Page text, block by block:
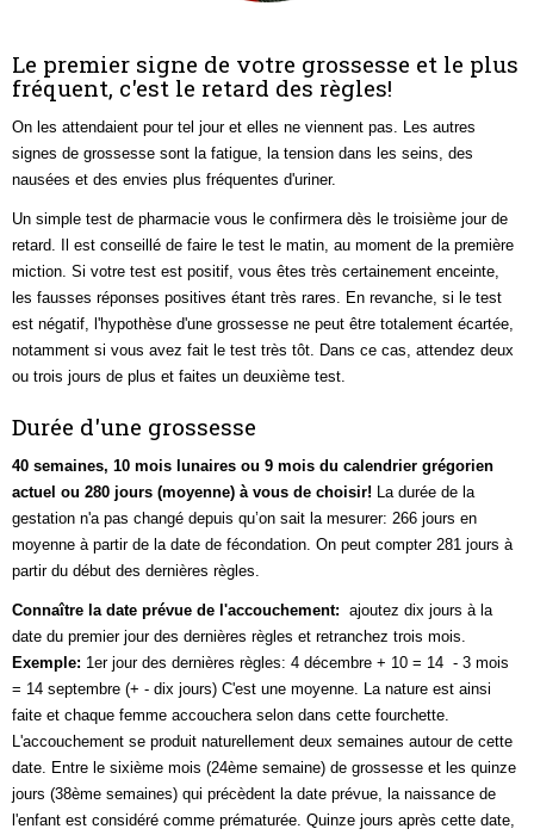
Le premier signe de votre grossesse et le plus
fréquent, c'est le retard des règles!
On les attendaient pour tel jour et elles ne viennent pas.
Les autres
signes de grossesse sont la fatigue, la tension dans les seins, des
nausées et des envies plus fréquentes d'uriner.
Un simple test de pharmacie vous le confirmera dès le troisième jour de
retard. Il est conseillé de faire le test le matin, au moment de la première
miction. Si votre test est positif, vous êtes très certainement enceinte,
les fausses réponses positives étant très rares. En revanche, si le test
est négatif, l'hypothèse d'une grossesse ne peut être totalement écartée,
notamment si vous avez fait le test très tôt. Dans ce cas, attendez deux
ou trois jours de plus et faites un deuxième test.
Durée d'une grossesse
40 semaines, 10 mois lunaires ou 9 mois du calendrier grégorien
actuel ou 280 jours (moyenne) à vous de choisir!
La durée de la
gestation n'a pas changé depuis qu’on sait la mesurer: 266 jours en
moyenne à partir de la date de fécondation. On peut compter 281 jours à
partir du début des dernières règles.
Connaître la date prévue de l'accouchement: ajoutez dix jours à la
date du premier jour des dernières règles et retranchez trois mois.
Exemple: 1er jour des dernières règles: 4 décembre + 10 = 14 - 3 mois
= 14 septembre (+ - dix jours) C'est une moyenne. La nature est ainsi
faite et chaque femme accouchera selon dans cette fourchette.
L'accouchement se produit naturellement deux semaines autour de cette
date. Entre le sixième mois (24ème semaine) de grossesse et les quinze
jours (38ème semaines) qui précèdent la date prévue, la naissance de
l'enfant est considéré comme prématurée. Quinze jours après cette date,